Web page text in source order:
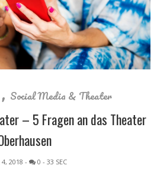
, Social Media & Theater
– 5 Fragen an das Theater
2018 - 0 - 33 SEC